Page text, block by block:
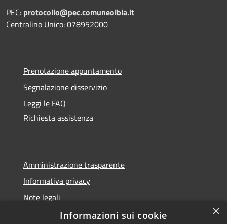
PEC: protocollo@pec.comuneolbia.it
Centralino Unico: 078952000
Prenotazione appuntamento
Segnalazione disservizio
Leggi le FAQ
Richiesta assistenza
Amministrazione trasparente
Informativa privacy
Note legali
Dichiarazione di accessibilità
×
Informazioni sui cookie